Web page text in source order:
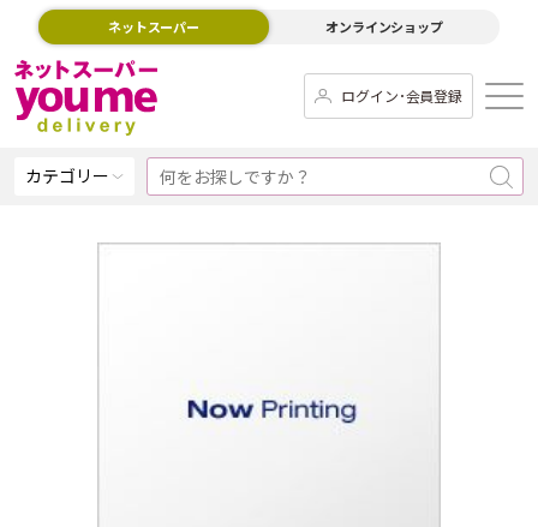
ネットスーパー オンラインショップ
ログイン･会員登録
カテゴリー